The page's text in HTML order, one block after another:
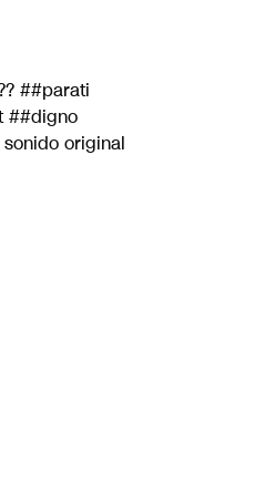
##parati
##digno
original